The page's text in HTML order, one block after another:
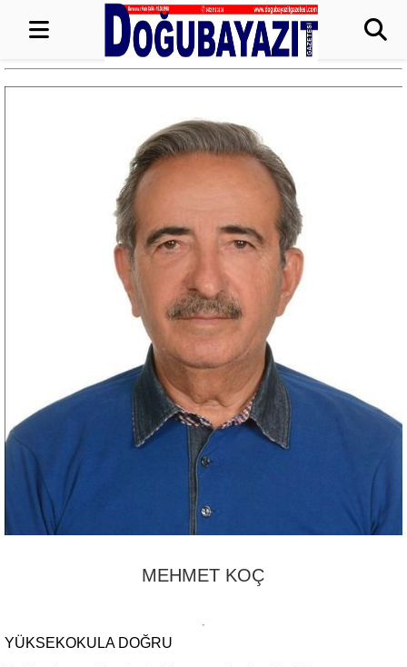
MEHMET KOÇ
YÜKSEKOKULA DOĞRU